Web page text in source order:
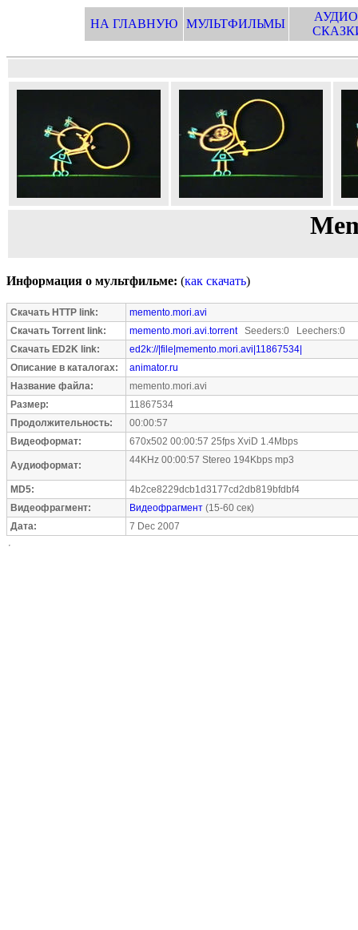
НА ГЛАВНУЮ МУЛЬТФИЛЬМЫ
Информация о мультфильме: (как скачать)
Скачать HTTP link:
memento.mori.avi
Скачать Torrent link:
memento.mori.avi.torrentSeeders:0 Leechers:0
Скачать ED2K link:
ed2k://|file|memento.mori.avi|11867534|
Описание в каталогах:
animator.ru
Название файла:
memento.mori.avi
Размер:
11867534
Продолжительность:
00:00:57
Видеоформат:
670x502 00:00:57 25fps XviD 1.4Mbps
Аудиоформат: 44KHz 00:00:57 Stereo 194Kbps mp3
MD5:
4b2ce8229dcb1d3177cd2db819bfdbf4
Видеофрагмент:
Видеофрагмент (15-60 сек)
Дата:
7 Dec 2007